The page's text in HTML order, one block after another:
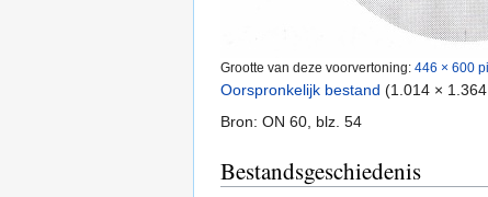
Grootte van deze voorvertoning: 446 × 600
Oorspronkelijk bestand (1.014 ×
Bron: ON 60, blz. 54
Bestandsgeschiedenis